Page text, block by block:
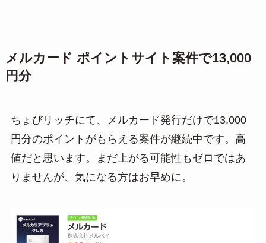
メルカード ポイントサイト案件で13,000
円分
ちょびリッチにて、メルカード発行だけで13,000
円分のポイントがもらえる案件が継続中です。高
値だと思います。まだ上がる可能性もゼロではあ
りませんが、気になる方はお早めに。